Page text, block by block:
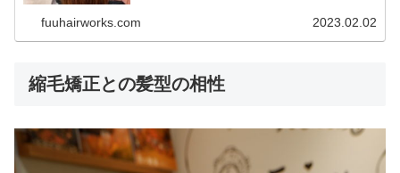
fuuhairworks.com 2023.02.02
縮毛矯正との髪型の相性